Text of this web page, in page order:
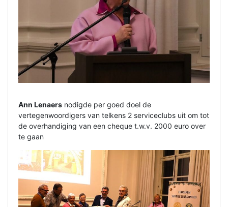
Ann Lenaers nodigde per goed doel de
vertegenwoordigers van telkens 2 serviceclubs uit om tot
de overhandiging van een cheque t.w.v. 2000 euro over
te gaan